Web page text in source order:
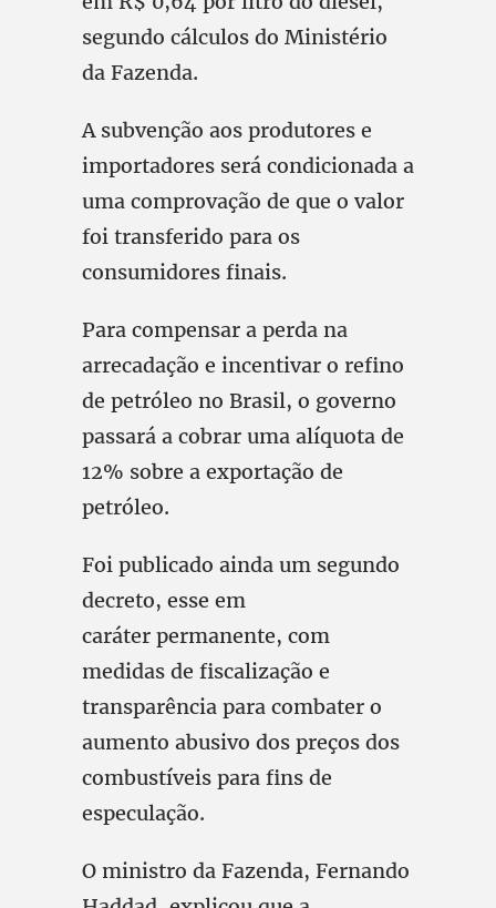
segundo cálculos do Ministério
da Fazenda.
A subvenção aos produtores e
importadores será condicionada a
uma comprovação de que o valor
foi transferido para os
consumidores finais.
Para compensar a perda na
arrecadação e incentivar o refino
de petróleo no Brasil, o governo
passará a cobrar uma alíquota de
12% sobre a exportação de
petróleo.
Foi publicado ainda um segundo
decreto, esse em
caráter permanente, com
medidas de fiscalização e
transparência para combater o
aumento abusivo dos preços dos
combustíveis para fins de
especulação.
O ministro da Fazenda, Fernando